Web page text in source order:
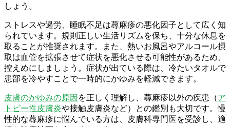
しょう。
ストレスや過労、睡眠不足は蕁麻疹の悪化因子として広く知
られています。規則正しい生活リズムを保ち、十分な休息を
取ることが推奨されます。また、熱いお風呂やアルコール摂
取は血管を拡張させて症状を悪化させる可能性があるため、
控えめにしましょう。症状が出ている際は、冷たいタオルで
患部を冷やすことで一時的にかゆみを軽減できます。
皮膚のかゆみの原因 を正しく理解し、蕁麻疹以外の疾患（ア
トピー性皮膚炎や接触皮膚炎など）との鑑別も大切です。慢
性的な蕁麻疹に悩んでいる方は、皮膚科専門医を受診し、適